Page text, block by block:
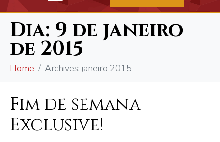
Dia: 9 de janeiro
de 2015
Home Archives: janeiro 2015
Fim de semana
Exclusive!